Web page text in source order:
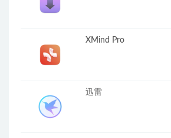
XMind Pro
迅雷